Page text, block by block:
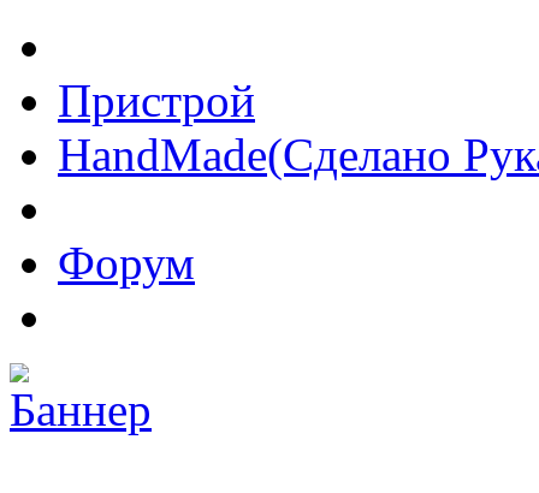
Пристрой
HandMade(Сделано
Форум